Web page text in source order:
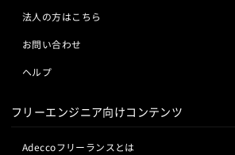
法人の方はこちら
お問い合わせ
ヘルプ
フリーエンジニア向けコンテンツ
Adeccoフリーランスとは